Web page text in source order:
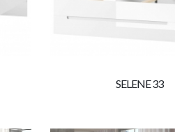
SELENE 33